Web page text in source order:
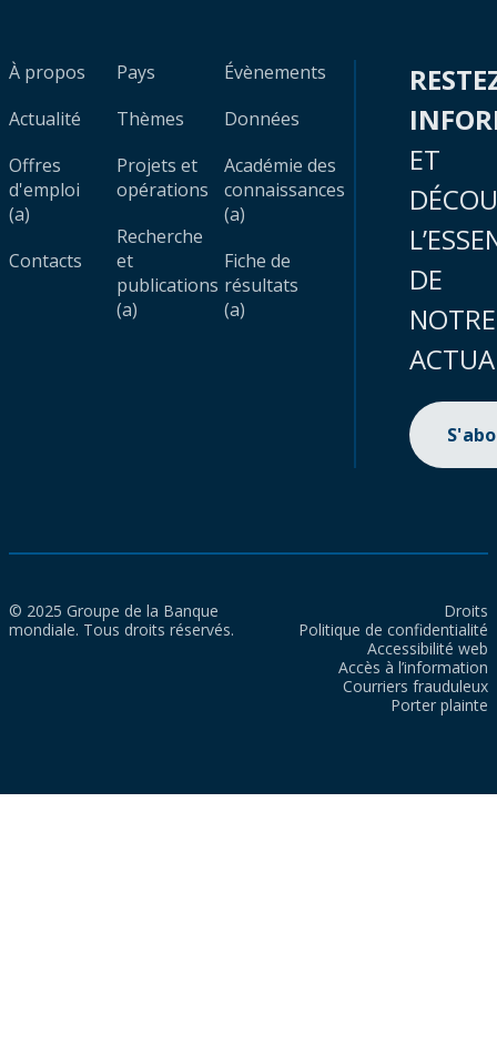
À propos
Actualité
Offres
d'emploi
(a)
Contacts
Pays
Thèmes
Projets et
opérations
Recherche
et
publications
(a)
Évènements
Données
Académie des
connaissances
(a)
Fiche de
résultats
(a)
ET
DE
NOTRE
© 2025 Groupe de la Banque
mondiale. Tous droits réservés.
Droits
Politique de confidentialité
Accessibilité web
Accès à l’information
Courriers frauduleux
Porter plainte